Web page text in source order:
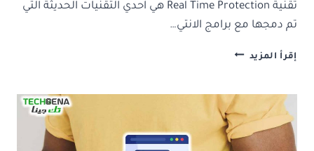
تقنية Real Time Protection هي احدي التقنيات الحديثة التي
تم دمجها مع برامج الانتي…
إقرأ المزيد ما
REAL
TIME
PROTECTION
في